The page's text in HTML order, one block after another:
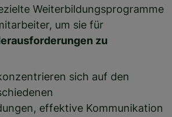
Weiterbildungsprogramme
um sie für
zu
sich auf den
effektive Kommunikation